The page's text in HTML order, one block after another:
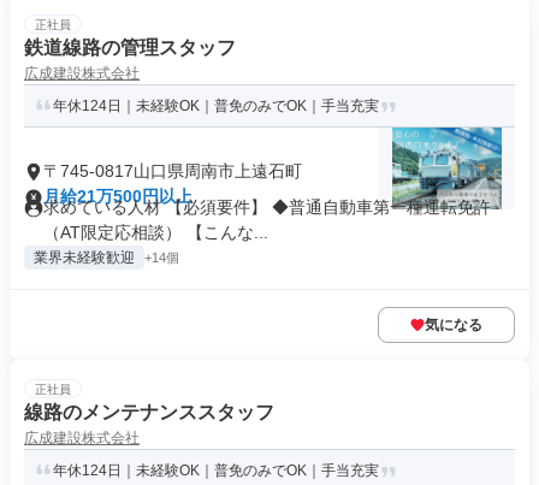
正社員
鉄道線路の管理スタッフ
広成建設株式会社
年休124日｜未経験OK｜普免のみでOK｜手当充実
〒745-0817山口県周南市上遠石町
月給21万500円以上
求めている人材 【必須要件】 ◆普通自動車第一種運転免許
（AT限定応相談） 【こんな...
業界未経験歓迎 +14個
気になる
正社員
線路のメンテナンススタッフ
広成建設株式会社
年休124日｜未経験OK｜普免のみでOK｜手当充実